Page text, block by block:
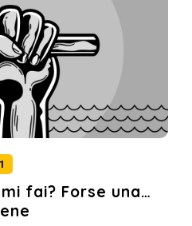
fai? Forse una…